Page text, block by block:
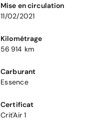
Mise en circulation
11/02/2021
Kilométrage
56 914 km
Carburant
Essence
Certificat
Crit'Air 1